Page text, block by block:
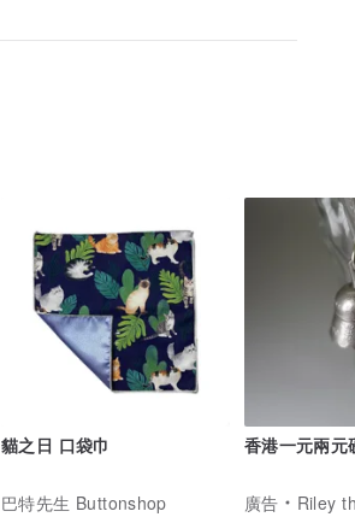
貓之日 口袋巾
巴特先生 Buttonshop
香港一元兩元
廣告 Riley